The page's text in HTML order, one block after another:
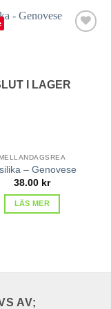
I LAGER
– Genovese
38.00 kr
LÄS MER
AV;